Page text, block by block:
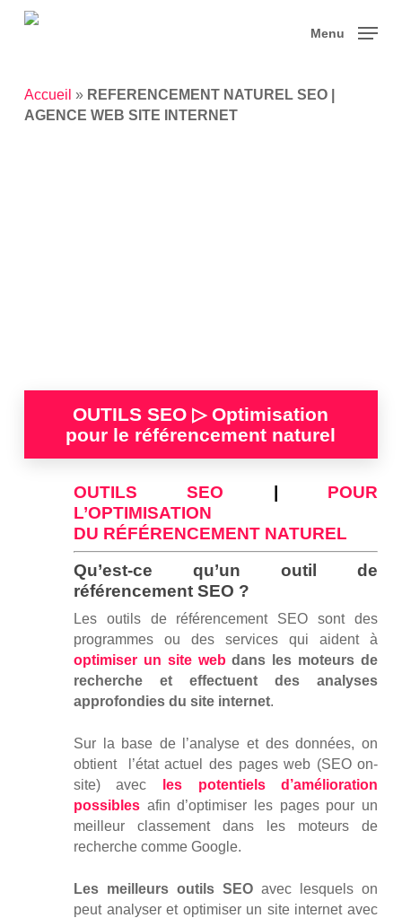
Skip
Menu
Accueil » REFERENCEMENT NATUREL SEO |
AGENCE WEB SITE INTERNET
OUTILS SEO ▷ Optimisation
pour le référencement naturel
OUTILS SEO | POUR
L’OPTIMISATION
DU RÉFÉRENCEMENT NATUREL
Qu’est-ce qu’un outil de
référencement SEO ?
Les outils de référencement SEO sont des
programmes ou des services qui aident à
optimiser un site web dans les moteurs de
recherche et effectuent des analyses
approfondies du site internet.
Sur la base de l’analyse et des données, on
obtient l’état actuel des pages web (SEO on-
site) avec les potentiels d’amélioration
possibles afin d’optimiser les pages pour un
meilleur classement dans les moteurs de
recherche comme Google.
Les meilleurs outils SEO avec lesquels on
peut analyser et optimiser un site internet avec